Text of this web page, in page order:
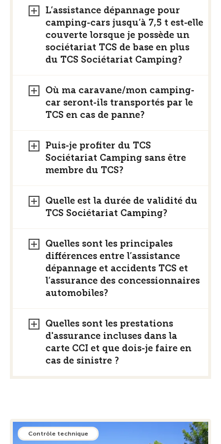
L’assistance dépannage pour
camping-cars jusqu’à 7,5 t est-elle
couverte lorsque je possède un
sociétariat TCS de base en plus
du TCS Sociétariat Camping?
Où ma caravane/mon camping-
car seront-ils transportés par le
TCS en cas de panne?
Puis-je profiter du TCS
Sociétariat Camping sans être
membre du TCS?
Quelle est la durée de validité du
TCS Sociétariat Camping?
Quelles sont les principales
différences entre l’assistance
dépannage et accidents TCS et
l’assurance des concessionnaires
automobiles?
Quelles sont les prestations
d'assurance incluses dans la
carte CCI et que dois-je faire en
cas de sinistre ?
Contrôle technique